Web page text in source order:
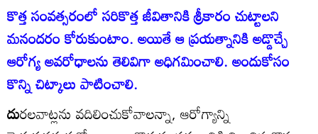
కొత్త సంవత్సరంలో సరికొత్త జీవితానికి శ్రీకారం చుట్టాలని
మనందరం కోరుకుంటాం. అయితే ఆ ప్రయత్నానికి అడ్డొచ్చే
ఆరోగ్య అవరోధాలను తెలివిగా అధిగమించాలి. అందుకోసం
కొన్ని చిట్కాలు పాటించాలి.
దురలవాట్లను వదిలించుకోవాలన్నా, ఆరోగ్యాన్ని